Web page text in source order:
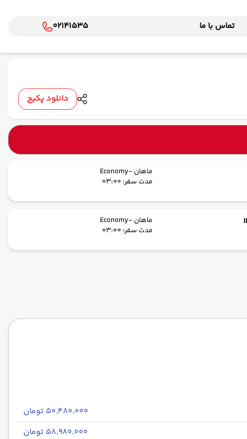
تماس با ما 02141535
دانلود پکیج
ماهان -Economy
مدت سفر: 03:00
ماهان -Economy
مدت سفر: 03:00
۵۰٬۴۸۰٬۰۰۰ تومان
۵۸٬۹۸۰٬۰۰۰ تومان